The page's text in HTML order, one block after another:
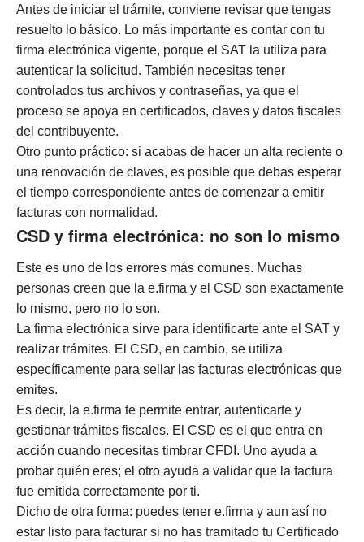
Antes de iniciar el trámite, conviene revisar que tengas
resuelto lo básico. Lo más importante es contar con tu
firma electrónica vigente, porque el SAT la utiliza para
autenticar la solicitud. También necesitas tener
controlados tus archivos y contraseñas, ya que el
proceso se apoya en certificados, claves y datos fiscales
del contribuyente.
Otro punto práctico: si acabas de hacer un alta reciente o
una renovación de claves, es posible que debas esperar
el tiempo correspondiente antes de comenzar a emitir
facturas con normalidad.
CSD y firma electrónica: no son lo mismo
Este es uno de los errores más comunes. Muchas
personas creen que la e.firma y el CSD son exactamente
lo mismo, pero no lo son.
La firma electrónica sirve para identificarte ante el SAT y
realizar trámites. El CSD, en cambio, se utiliza
específicamente para sellar las facturas electrónicas que
emites.
Es decir, la e.firma te permite entrar, autenticarte y
gestionar trámites fiscales. El CSD es el que entra en
acción cuando necesitas timbrar CFDI. Uno ayuda a
probar quién eres; el otro ayuda a validar que la factura
fue emitida correctamente por ti.
Dicho de otra forma: puedes tener e.firma y aun así no
estar listo para facturar si no has tramitado tu Certificado